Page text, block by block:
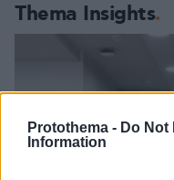
Protothema - Do Not
Information
Thema Insights